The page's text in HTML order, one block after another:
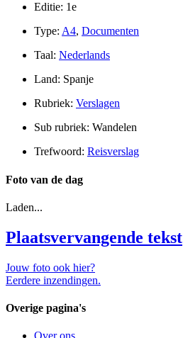
Editie: 1e
Type: A4, Documenten
Taal: Nederlands
Land: Spanje
Rubriek: Verslagen
Sub rubriek: Wandelen
Trefwoord: Reisverslag
Foto van de dag
Laden...
Plaatsvervangende tekst
Jouw foto ook hier?
Eerdere inzendingen.
Overige pagina's